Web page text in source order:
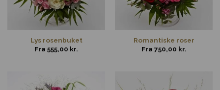
Lys rosenbuket
Fra 555,00 kr.
Romantiske roser
Fra 750,00 kr.